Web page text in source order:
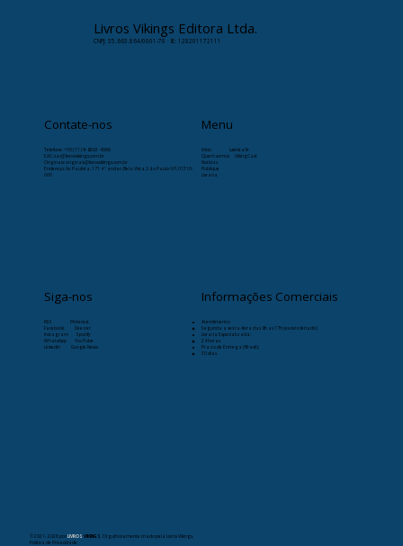
Livros Vikings Editora Ltda.
CNPJ: 35.663.864/0001-78 · IE: 128201172111
Contate-nos
Telefone:+55 (11) 9-8263-4066
SAC: sac@livrosvikings.com.br
Originais: originais@livrosvikings.com.br
Endereço: Av. Paulista, 171 4º andar, Bela Vista, São Paulo-SP, 01310-
000
Menu
Início
Læristaðr
Quem somos
VikingCast
Notícias
Publique
Livraria
Siga-nos
RSS
Pinterest
Facebook
Deezer
Instagram
Spotify
WhatsApp
YouTube
Linkedin
Google News
Informações Comerciais
Atendimento:
Segunda a sexta-feira das 8h as 17h (exceto feriado)
Livraria Especializada:
24 horas
Prazo de Entrega (Brasil):
30 dias
© 2021- 2026por LIVROSVIKINGS . Orgulhosamente criado pela Livros Vikings.
Política de Privacidade